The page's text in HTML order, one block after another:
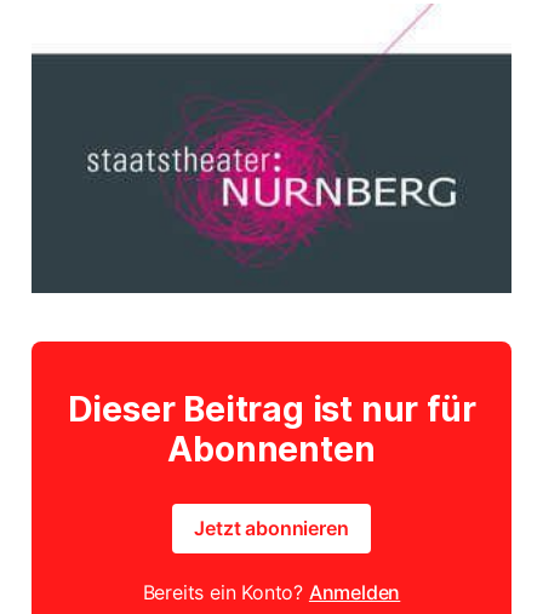
Dieser Beitrag ist nur für
Abonnenten
Jetzt abonnieren
Bereits ein Konto? Anmelden